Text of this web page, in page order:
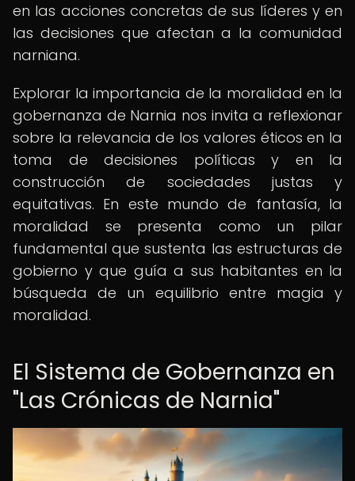
en las acciones concretas de sus líderes y en
las decisiones que afectan a la comunidad
narniana.
Explorar la importancia de la moralidad en la
gobernanza de Narnia nos invita a reflexionar
sobre la relevancia de los valores éticos en la
toma de decisiones políticas y en la
construcción de sociedades justas y
equitativas. En este mundo de fantasía, la
moralidad se presenta como un pilar
fundamental que sustenta las estructuras de
gobierno y que guía a sus habitantes en la
búsqueda de un equilibrio entre magia y
moralidad.
El Sistema de Gobernanza en
"Las Crónicas de Narnia"